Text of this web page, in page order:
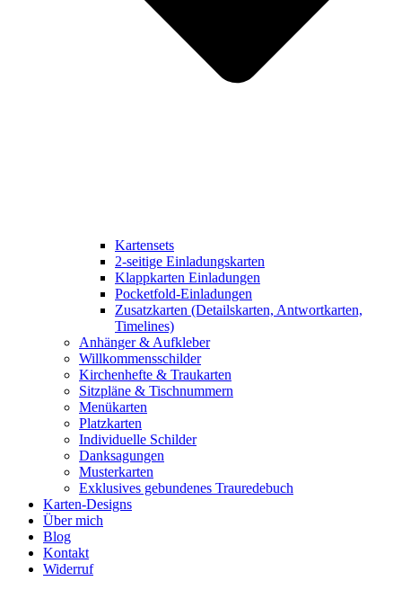
Kartensets
2-seitige Einladungskarten
Klappkarten Einladungen
Pocketfold-Einladungen
Zusatzkarten (Detailskarten, Antwortkarten,
Timelines)
Anhänger & Aufkleber
Willkommensschilder
Kirchenhefte & Traukarten
Sitzpläne & Tischnummern
Menükarten
Platzkarten
Individuelle Schilder
Danksagungen
Musterkarten
Exklusives gebundenes Trauredebuch
Karten-Designs
Über mich
Blog
Kontakt
Widerruf